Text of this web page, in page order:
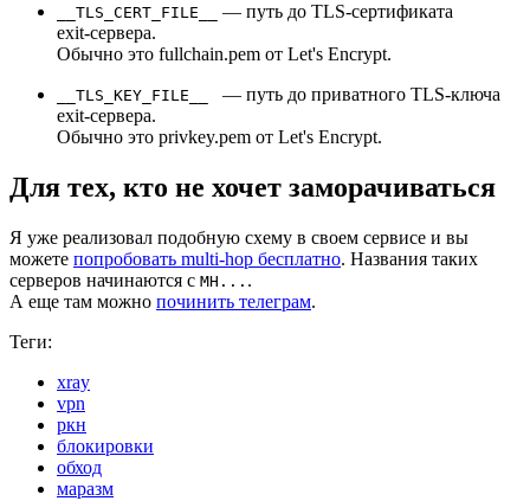
__TLS_CERT_FILE__
— путь до TLS‑сертификата
exit‑сервера.
Обычно это fullchain.pem от Let's Encrypt.
__TLS_KEY_FILE__
— путь до приватного TLS‑ключа
exit‑сервера.
Обычно это privkey.pem от Let's Encrypt.
Для тех, кто не хочет заморачиваться
Я уже реализовал подобную схему в своем сервисе и вы
можете попробовать multi‑hop бесплатно. Названия таких
серверов начинаются с MH... .
А еще там можно починить телеграм.
Теги:
xray
vpn
ркн
блокировки
обход
маразм